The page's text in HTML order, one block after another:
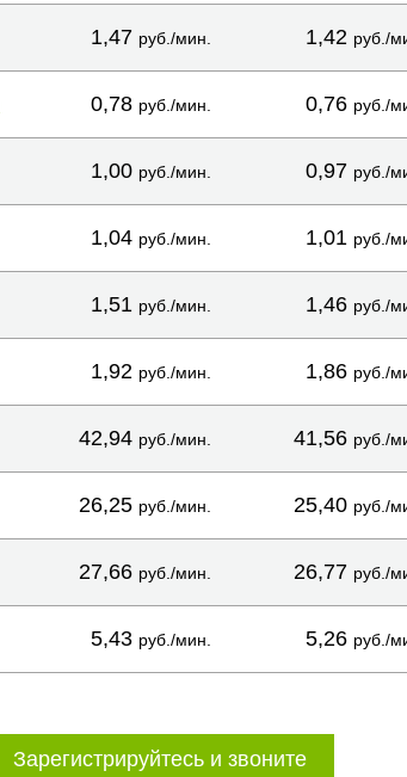
1,47 руб./мин. 1,42 руб./
0,78 руб./мин. 0,76 руб./
1,00 руб./мин. 0,97 руб./
1,04 руб./мин. 1,01 руб./
1,51 руб./мин. 1,46 руб./
1,92 руб./мин. 1,86 руб./
42,94 руб./мин. 41,56 руб./
26,25 руб./мин. 25,40 руб./
27,66 руб./мин. 26,77 руб./
5,43 руб./мин. 5,26 руб./
Зарегистрируйтесь и звоните